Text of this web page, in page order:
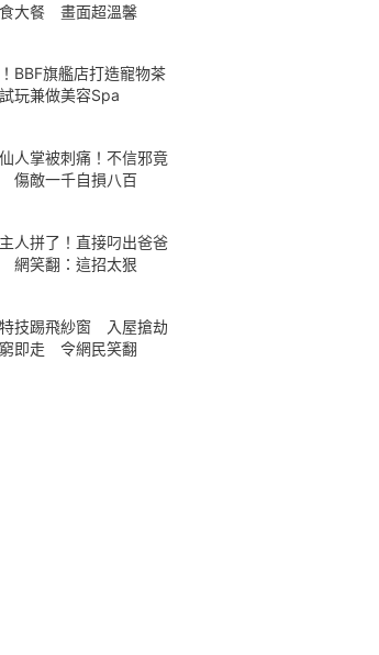
大餐 畫面超溫馨
BBF旗艦店打造寵物茶
玩兼做美容Spa
人掌被刺痛！不信邪竟
傷敵一千自損八百
人拼了！直接叼出爸爸
網笑翻：這招太狠
技踢飛紗窗 入屋搶劫
即走 令網民笑翻